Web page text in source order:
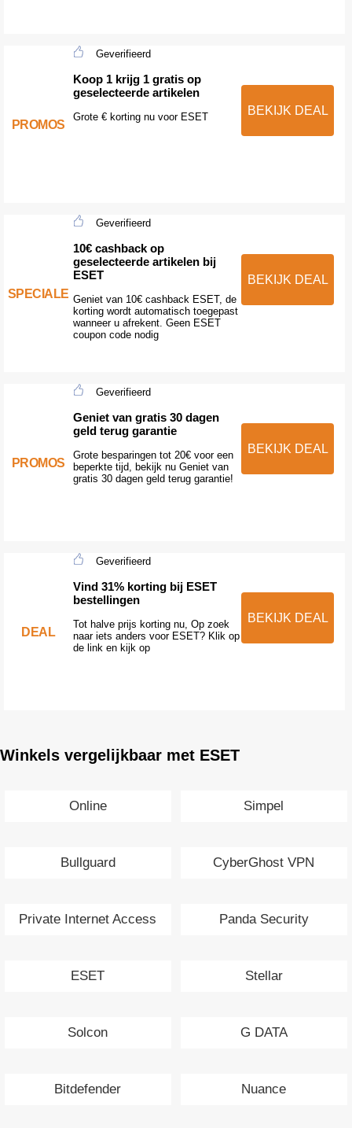
PROMOS
Geverifieerd
Koop 1 krijg 1 gratis op
geselecteerde artikelen
Grote € korting nu voor ESET BEKIJK DEAL
SPECIALE
Geverifieerd
10€ cashback op
geselecteerde artikelen bij
ESET
Geniet van 10€ cashback ESET, de
korting wordt automatisch toegepast
wanneer u afrekent. Geen ESET
coupon code nodig
BEKIJK DEAL
PROMOS
Geverifieerd
Geniet van gratis 30 dagen
geld terug garantie
Grote besparingen tot 20€ voor een
beperkte tijd, bekijk nu Geniet van
gratis 30 dagen geld terug garantie!
BEKIJK DEAL
DEAL
Geverifieerd
Vind 31% korting bij ESET
bestellingen
Tot halve prijs korting nu, Op zoek
naar iets anders voor ESET? Klik op
de link en kijk op
BEKIJK DEAL
Winkels vergelijkbaar met ESET
Online Simpel
Bullguard CyberGhost VPN
Private Internet Access Panda Security
ESET Stellar
Solcon G DATA
Bitdefender Nuance